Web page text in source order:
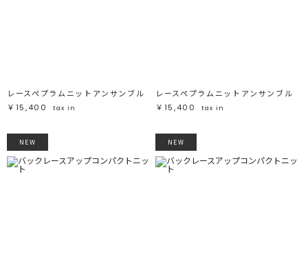
レースペプラムニットアンサンブル
￥15,400
tax in
レースペプラムニットアンサンブル
￥15,400
tax in
NEW NEW